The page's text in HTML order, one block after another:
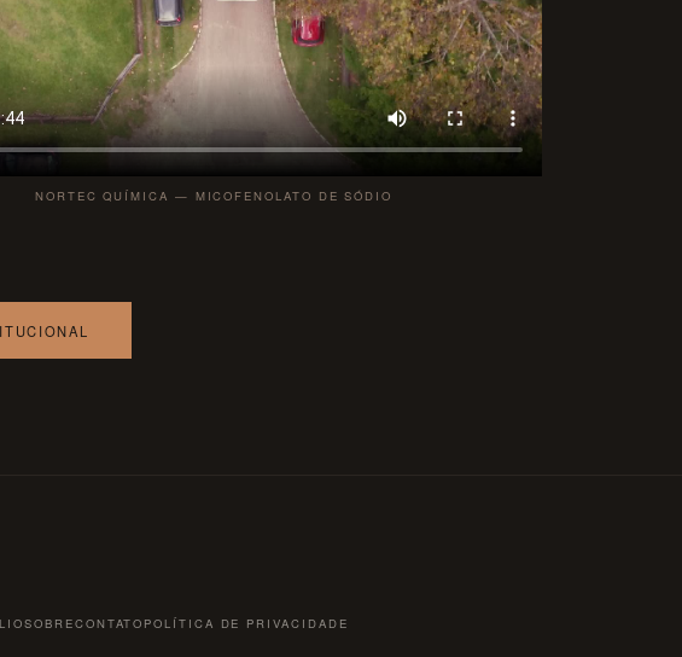
NORTEC QUÍMICA — MICOFENOLATO DE SÓDIO
SOBRECONTATO POLÍTICA DE PRIVACIDADE